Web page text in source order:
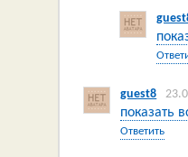
guest8
показать
Ответить